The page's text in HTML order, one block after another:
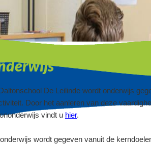
De Leilinde wordt onderwijs
Door het aanleren van deze
vindt u hier.
wordt gegeven vanuit de